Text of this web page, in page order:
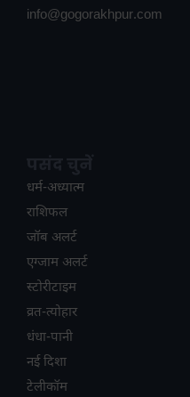
info@gogorakhpur.com
धर्म-अध्यात्म
राशिफल
जॉब अलर्ट
एग्जाम अलर्ट
स्टोरीटाइम
व्रत-त्योहार
धंधा-पानी
नई दिशा
टेलीकॉम